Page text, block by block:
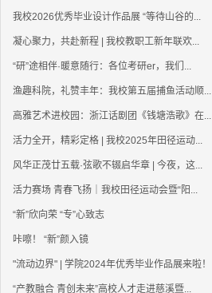
我校2026优秀毕业设计作品展 “等待山谷的...
凝心聚力，共赴新程 | 我校教职工新年联欢...
“研”途相伴·暖意随行：各位考研er，我们...
渔趣科院，礼赞丰年：我校第五届捕鱼活动顺...
高雅艺术进校园：浙江话剧团《钱塘浩歌》在...
活力全开，精彩定格 | 我校2025年田径运动...
风华正茂廿五载·弦歌不辍启华章 | 今夜，这...
活力赛场 青春飞扬｜我校田径运动会暨“阳...
“新”欣向荣 “专”心致志
咔嚓！ “新”颜入镜
"流动边界" | 学院2024年优秀毕业作品展来啦！
“产教融合 青创未来”高校人才走进慈溪暨...